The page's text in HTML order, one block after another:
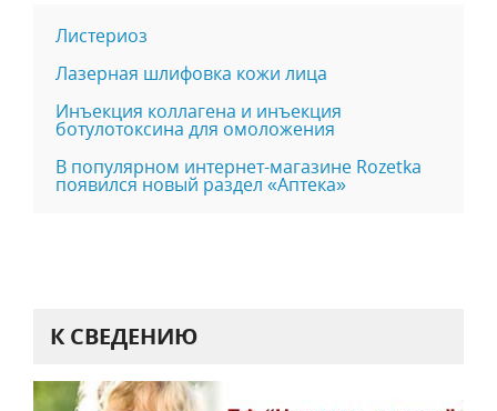
Листериоз
Лазерная шлифовка кожи лица
Инъекция коллагена и инъекция
ботулотоксина для омоложения
В популярном интернет-магазине Rozetka
появился новый раздел «Аптека»
К СВЕДЕНИЮ